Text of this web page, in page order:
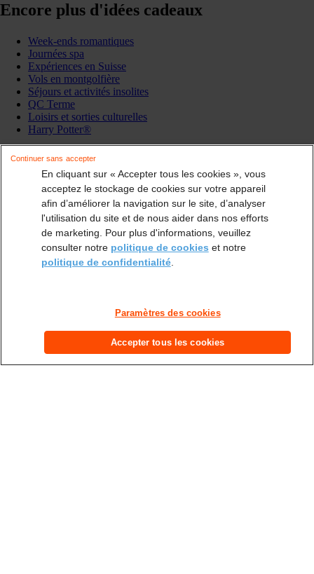
Encore plus d'idées cadeaux
Week-ends romantiques
Journées spa
Expériences en Suisse
Vols en montgolfière
Séjours et activités insolites
QC Terme
Loisirs et sorties culturelles
Harry Potter®
Plaisir des sens
Dorlotez votre entourage en lui permettant de partir le temps
d’un week end enchanté au pays de la détente et des saveurs…
Découvrez cette
généreuse sélection de coffrets cadeaux Smartbox : elle ravira les gourmets
puisqu’elle permet de combiner les joies de quitter son quotidien pour
s’installer dans de belles demeures de charme et les délices de tables choisies.
Luxueuses maisons où emmener votre amoureux, chalets coquets pour
nos propositions de Séjours gourmands de quoi faire plaisir à tous ceux qui
vous sont chers !
En cliquant sur « Accepter tous les cookies », vous
acceptez le stockage de cookies sur votre appareil
afin d’améliorer la navigation sur le site, d’analyser
l'utilisation du site et de nous aider dans nos efforts
de marketing. Pour plus d'informations, veuillez
consulter notre politique de cookies et notre
politique de confidentialité.
Paramètres des cookies
Accepter tous les cookies
Continuer sans accepter